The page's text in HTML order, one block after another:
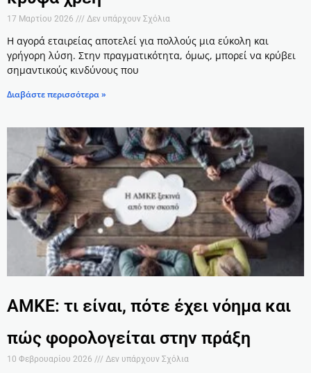
17 Μαρτίου 2026 Δεν υπάρχουν Σχόλια
Η αγορά εταιρείας αποτελεί για πολλούς μια εύκολη και
γρήγορη λύση. Στην πραγματικότητα, όμως, μπορεί να κρύβει
σημαντικούς κινδύνους που
Διαβάστε περισσότερα »
ΑΜΚΕ: τι είναι, πότε έχει νόημα και
πώς φορολογείται στην πράξη
10 Φεβρουαρίου 2026 Δεν υπάρχουν Σχόλια